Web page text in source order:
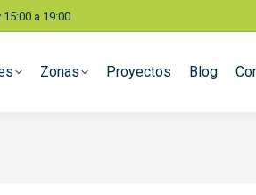
15:00 a 19:00
Zonas Proyectos Blog